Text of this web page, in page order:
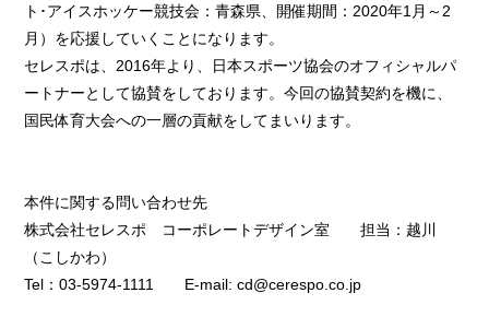
ト･アイスホッケー競技会：青森県、開催期間：2020年1月～2
月）を応援していくことになります。
セレスポは、2016年より、日本スポーツ協会のオフィシャルパ
ートナーとして協賛をしております。今回の協賛契約を機に、
国民体育大会への一層の貢献をしてまいります。
本件に関する問い合わせ先
株式会社セレスポ コーポレートデザイン室 担当：越川
（こしかわ）
Tel：03-5974-1111 E-mail: cd@cerespo.co.jp